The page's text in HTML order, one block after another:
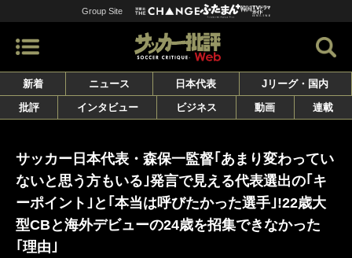
Group Site
新着 ニュース 日本代表
Jリーグ・国内
批評
インタビュー ビジネス 動画 連載
サッカー日本代表・森保一監督｢あまり変わってい
ないと思う方もいる｣発言で見える代表選出の｢キ
ーポイント｣と｢本当は呼びたかった選手｣!22歳大
型CBと海外デビューの24歳を招集できなかった
｢理由｣